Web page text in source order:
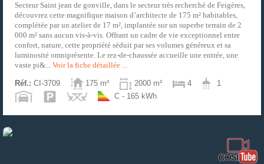
Secteur Saint jean de gonville, dans le secteur très recherché de Feigères,
découvrez cette magnifique maison d’architecte de 175 m² habitables,
complétée par un atelier de 17 m², implantée sur un superbe terrain de 2
000 m² sans aucun vis-à-vis. Offrant un cadre de vie exceptionnel entre
confort, nature, cette propriété séduit par ses volumes généreux et sa
luminosité omniprésente. Le rez-de-chaussée accueille une entrée, une
vaste pi&... Voir la fiche détaillée ...
Réf.: CI-3709 175 m² 2000 m² 4
1
C - 165 kWh